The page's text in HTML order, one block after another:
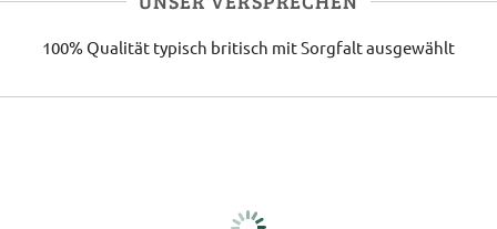
100% Qualität typisch britisch mit Sorgfalt ausgewählt